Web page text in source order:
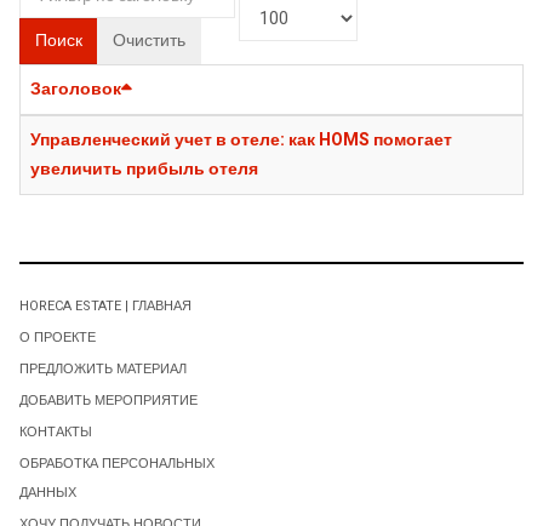
Поиск Очистить
Заголовок
Управленческий учет в отеле: как HOMS помогает
увеличить прибыль отеля
HORECA ESTATE | ГЛАВНАЯ
О ПРОЕКТЕ
ПРЕДЛОЖИТЬ МАТЕРИАЛ
ДОБАВИТЬ МЕРОПРИЯТИЕ
КОНТАКТЫ
ОБРАБОТКА ПЕРСОНАЛЬНЫХ
ДАННЫХ